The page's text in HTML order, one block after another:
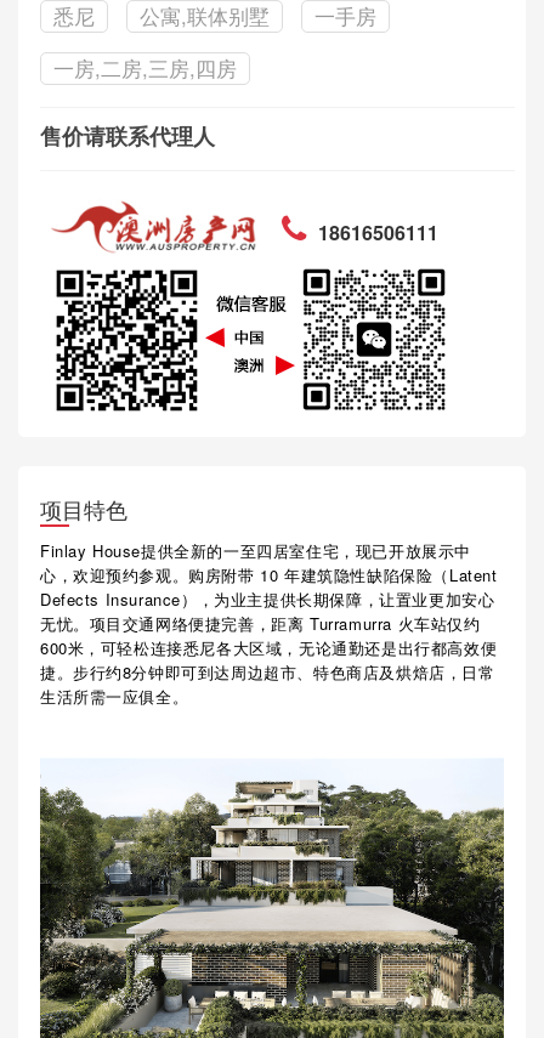
悉尼
公寓,联体别墅
一手房
一房,二房,三房,四房
售价请联系代理人
18616506111
项目特色
Finlay House提供全新的一至四居室住宅，现已开放展示中
心，欢迎预约参观。购房附带 10 年建筑隐性缺陷保险（Latent
Defects Insurance），为业主提供长期保障，让置业更加安心
无忧。项目交通网络便捷完善，距离 Turramurra 火车站仅约
600米，可轻松连接悉尼各大区域，无论通勤还是出行都高效便
捷。步行约8分钟即可到达周边超市、特色商店及烘焙店，日常
生活所需一应俱全。